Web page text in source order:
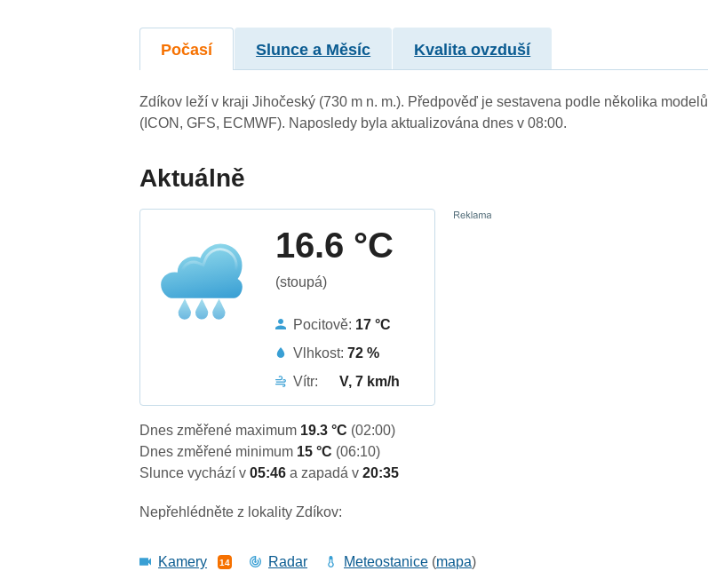
Počasí Slunce a Měsíc Kvalita ovzduší
Zdíkov leží v kraji Jihočeský (730 m n. m.). Předpověď je sestavena podle několika modelů
(ICON, GFS, ECMWF). Naposledy byla aktualizována dnes v 08:00.
Aktuálně
16.6 °C
(stoupá)
Pocitově: 17 °C
Vlhkost:72 %
Vítr:
V, 7 km/h
Dnes změřené maximum 19.3 °C (02:00)
Dnes změřené minimum 15 °C (06:10)
Slunce vychází v05:46a zapadá v20:35
Nepřehlédněte z lokality Zdíkov:
Kamery 14 Radar Meteostanice (mapa)